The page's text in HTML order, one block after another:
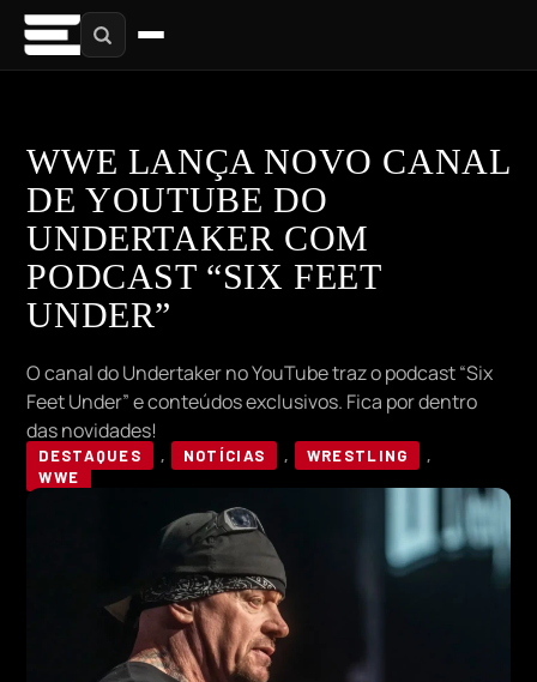
WWE LANÇA NOVO CANAL
DE YOUTUBE DO
UNDERTAKER COM
PODCAST “SIX FEET
UNDER”
O canal do Undertaker no YouTube traz o podcast “Six
Feet Under” e conteúdos exclusivos. Fica por dentro
das novidades!
DESTAQUES , NOTÍCIAS , WRESTLING
,
WWE